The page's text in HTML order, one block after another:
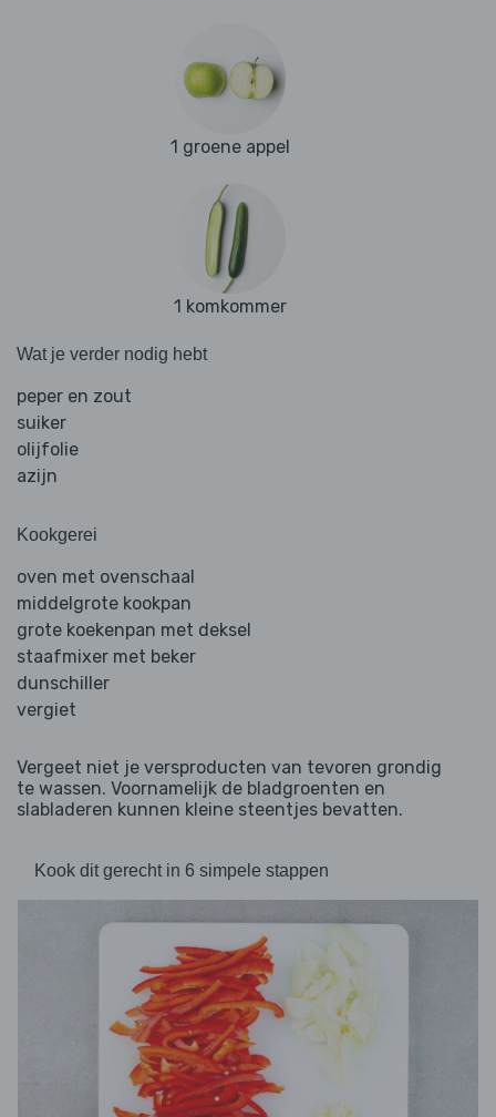
1 groene appel
1 komkommer
Wat je verder nodig hebt
peper en zout
suiker
olijfolie
azijn
Kookgerei
oven met ovenschaal
middelgrote kookpan
grote koekenpan met deksel
staafmixer met beker
dunschiller
vergiet
Vergeet niet je versproducten van tevoren grondig
te wassen. Voornamelijk de bladgroenten en
slabladeren kunnen kleine steentjes bevatten.
Kook dit gerecht in 6 simpele stappen